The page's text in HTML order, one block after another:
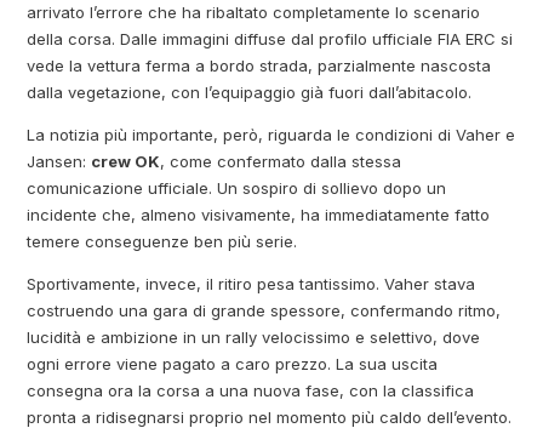
arrivato l’errore che ha ribaltato completamente lo scenario
della corsa. Dalle immagini diffuse dal profilo ufficiale FIA ERC si
vede la vettura ferma a bordo strada, parzialmente nascosta
dalla vegetazione, con l’equipaggio già fuori dall’abitacolo.
La notizia più importante, però, riguarda le condizioni di Vaher e
Jansen: crew OK, come confermato dalla stessa
comunicazione ufficiale. Un sospiro di sollievo dopo un
incidente che, almeno visivamente, ha immediatamente fatto
temere conseguenze ben più serie.
Sportivamente, invece, il ritiro pesa tantissimo. Vaher stava
costruendo una gara di grande spessore, confermando ritmo,
lucidità e ambizione in un rally velocissimo e selettivo, dove
ogni errore viene pagato a caro prezzo. La sua uscita
consegna ora la corsa a una nuova fase, con la classifica
pronta a ridisegnarsi proprio nel momento più caldo dell’evento.